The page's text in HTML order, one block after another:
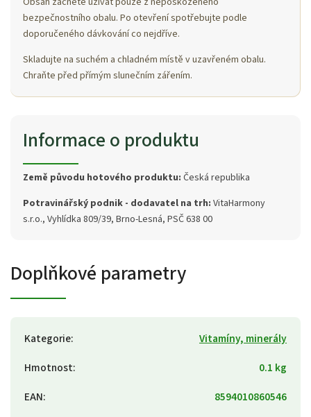
bezpečnostního obalu. Po otevření spotřebujte podle
doporučeného dávkování co nejdříve.
Skladujte na suchém a chladném místě v uzavřeném obalu.
Chraňte před přímým slunečním zářením.
Informace o produktu
Země původu hotového produktu: Česká republika
Potravinářský podnik - dodavatel na trh: VitaHarmony
s.r.o., Vyhlídka 809/39, Brno-Lesná, PSČ 638 00
Doplňkové parametry
Kategorie:
Vitamíny, minerály
Hmotnost:
0.1 kg
EAN: 8594010860546